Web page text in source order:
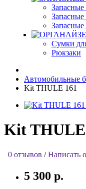
Запасные
Запасные
Запасные
Сумки
Рюкзаки
Автомобильные
Kit THULE 161
Kit THULE
0 отзывов /Написать
5 300 р.